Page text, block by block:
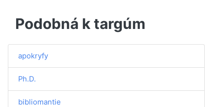
Podobná k targúm
apokryfy
Ph.D.
bibliomantie